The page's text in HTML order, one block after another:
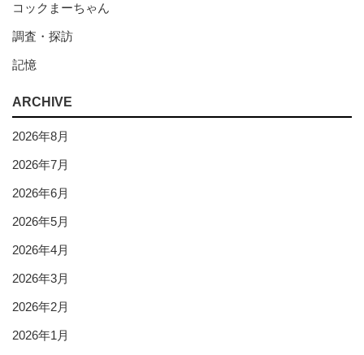
コックまーちゃん
調査・探訪
記憶
ARCHIVE
2026年8月
2026年7月
2026年6月
2026年5月
2026年4月
2026年3月
2026年2月
2026年1月